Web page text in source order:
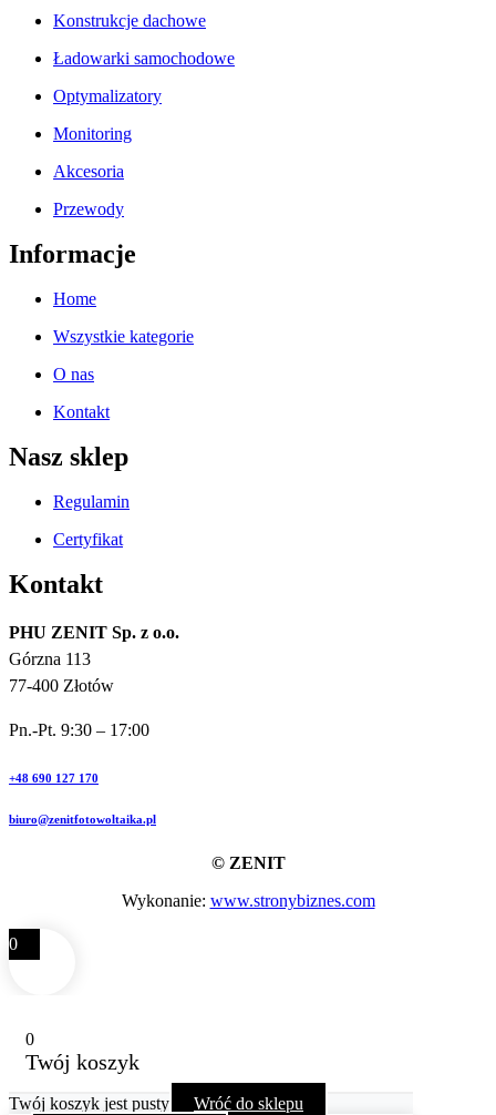
Konstrukcje dachowe
Ładowarki samochodowe
Optymalizatory
Monitoring
Akcesoria
Przewody
Informacje
Home
Wszystkie kategorie
O nas
Kontakt
Nasz sklep
Regulamin
Certyfikat
Kontakt
PHU ZENIT Sp. z o.o.
Górzna 113
77-400 Złotów
Pn.-Pt. 9:30 – 17:00
+48 690 127 170
biuro@zenitfotowoltaika.pl
© ZENIT
Wykonanie: www.stronybiznes.com
0
0
Twój koszyk
Twój koszyk jest pusty Wróć do sklepu